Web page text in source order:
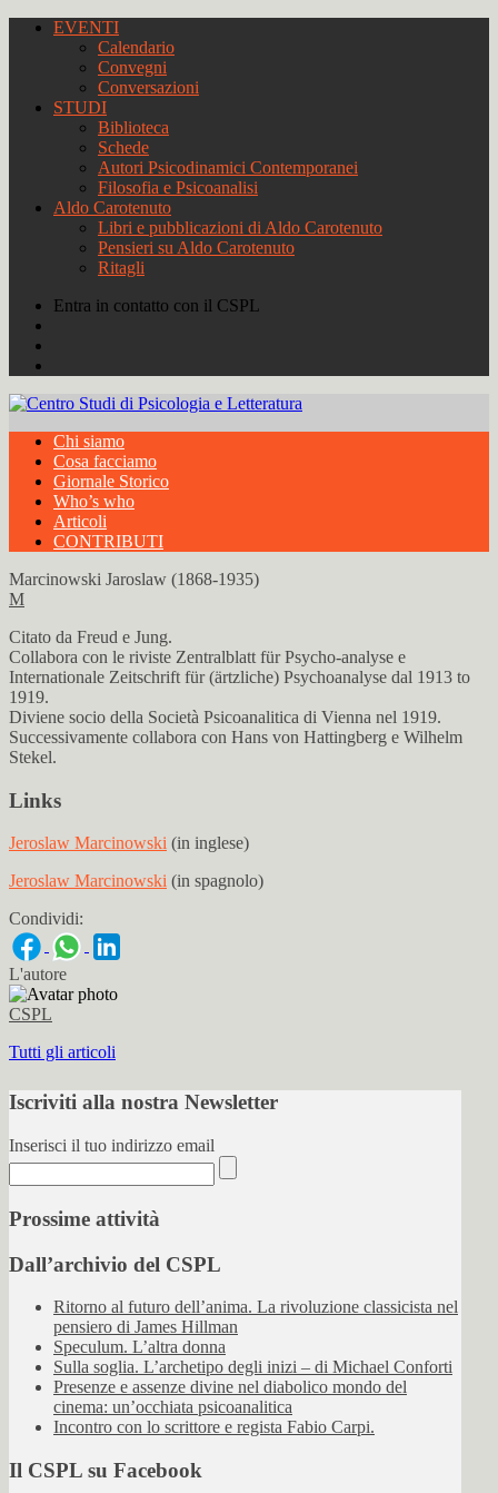
EVENTI
Calendario
Convegni
Conversazioni
STUDI
Biblioteca
Schede
Autori Psicodinamici Contemporanei
Filosofia e Psicoanalisi
Aldo Carotenuto
Libri e pubblicazioni di Aldo Carotenuto
Pensieri su Aldo Carotenuto
Ritagli
Entra in contatto con il CSPL
Chi siamo
Cosa facciamo
Giornale Storico
Who’s who
Articoli
CONTRIBUTI
Marcinowski Jaroslaw (1868-1935)
M
Citato da Freud e Jung.
Collabora con le riviste Zentralblatt für Psycho-analyse e
Internationale Zeitschrift für (ärtzliche) Psychoanalyse dal 1913 to
1919.
Diviene socio della Società Psicoanalitica di Vienna nel 1919.
Successivamente collabora con Hans von Hattingberg e Wilhelm
Stekel.
Links
Jeroslaw Marcinowski (in inglese)
Jeroslaw Marcinowski (in spagnolo)
Condividi:
L'autore
CSPL
Tutti gli articoli
Iscriviti alla nostra Newsletter
Inserisci il tuo indirizzo email
Prossime attività
Dall’archivio del CSPL
Ritorno al futuro dell’anima. La rivoluzione classicista nel
pensiero di James Hillman
Speculum. L’altra donna
Sulla soglia. L’archetipo degli inizi – di Michael Conforti
Presenze e assenze divine nel diabolico mondo del
cinema: un’occhiata psicoanalitica
Incontro con lo scrittore e regista Fabio Carpi.
Il CSPL su Facebook